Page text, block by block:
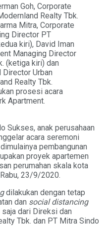
Goh, Corporate
Realty Tbk.
Mitra, Corporate
Director PT
kiri), David Iman
Managing Director
(ketiga kiri) dan
Director Urban
Realty Tbk.
prosesi acara
Apartment.
Sukses, anak perusahaan
acara seremoni
pembangunan
proyek apartemen
perumahan skala kota
23/9/2020.
dilakukan dengan tetap
dan social distancing
dari Direksi dan
Tbk. dan PT Mitra Sindo